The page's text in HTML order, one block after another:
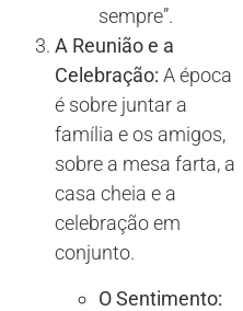
sempre”.
A Reunião e a
Celebração: A época
é sobre juntar a
família e os amigos,
sobre a mesa farta, a
casa cheia e a
celebração em
conjunto.
O Sentimento: